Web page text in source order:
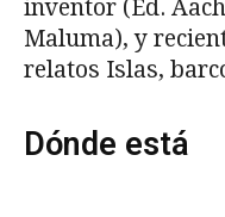
inventor (Ed.
Maluma), y
relatos Islas,
Dónde está